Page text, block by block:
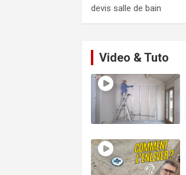
devis salle de bain
Video & Tuto